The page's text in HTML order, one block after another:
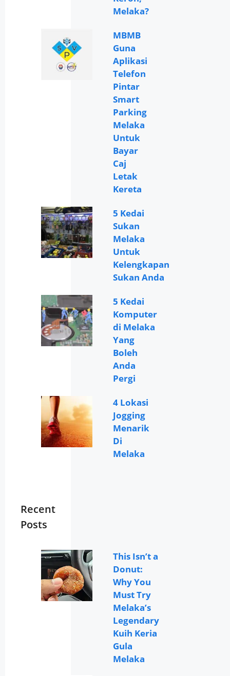
Melaka?
MBMB
Guna
Aplikasi
Telefon
Pintar
Smart
Parking
Melaka
Untuk
Bayar
Caj
Letak
Kereta
5 Kedai
Sukan
Melaka
Untuk
Kelengkapan
Sukan Anda
5 Kedai
Komputer
di Melaka
Yang
Boleh
Anda
Pergi
4 Lokasi
Jogging
Menarik
Di
Melaka
Recent
Posts
This Isn’t a
Donut:
Why You
Must Try
Melaka’s
Legendary
Kuih Keria
Gula
Melaka